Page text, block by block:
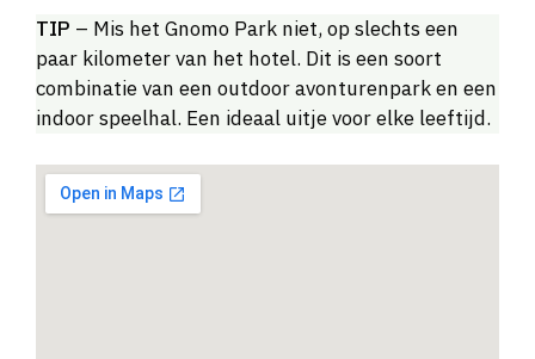
TIP – Mis het Gnomo Park niet, op slechts een
paar kilometer van het hotel. Dit is een soort
combinatie van een outdoor avonturenpark en een
indoor speelhal. Een ideaal uitje voor elke leeftijd.